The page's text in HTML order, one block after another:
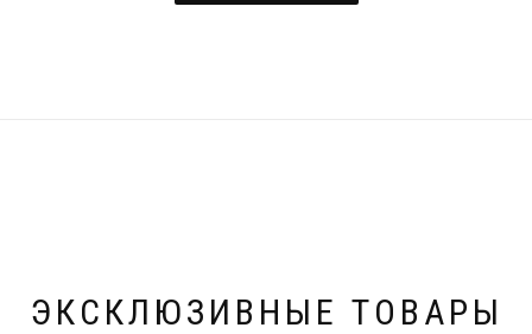
ЭКСКЛЮЗИВНЫЕ ТОВАРЫ